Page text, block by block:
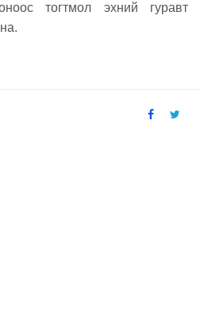
тогтмол эхний гуравт